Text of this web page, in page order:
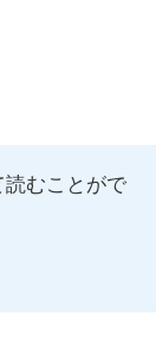
むことがで